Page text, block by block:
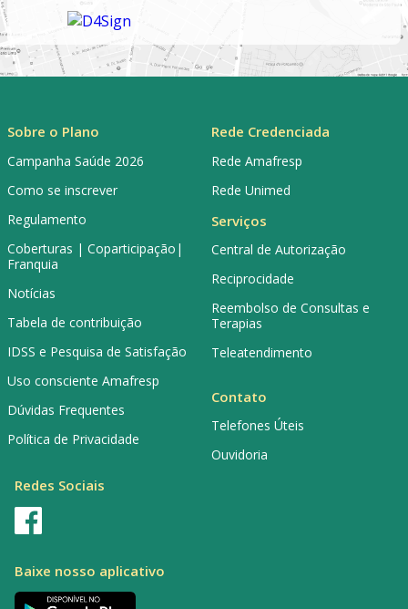
Sobre o Plano
Campanha Saúde 2026
Como se inscrever
Regulamento
Coberturas | Coparticipação|
Franquia
Notícias
Tabela de contribuição
IDSS e Pesquisa de Satisfação
Uso consciente Amafresp
Dúvidas Frequentes
Política de Privacidade
Rede Credenciada
Rede Amafresp
Rede Unimed
Serviços
Central de Autorização
Reciprocidade
Reembolso de Consultas e
Terapias
Teleatendimento
Contato
Telefones Úteis
Ouvidoria
Redes Sociais
Baixe nosso aplicativo